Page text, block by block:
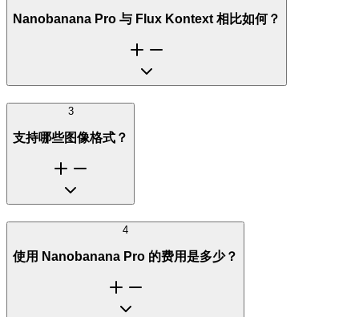
Nanobanana Pro 与 Flux Kontext 相比如何？
3
支持哪些图像格式？
4
使用 Nanobanana Pro 的费用是多少？